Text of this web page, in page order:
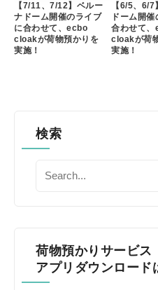
【7/11、7/12】ベルー
ナドーム開催のライブ
に合わせて、ecbo
cloakが荷物預かりを
実施！
【6/5、6/
ドーム開
合わせて、
cloakが荷
実施！
検索
荷物預かりサービス
アプリダウンロード